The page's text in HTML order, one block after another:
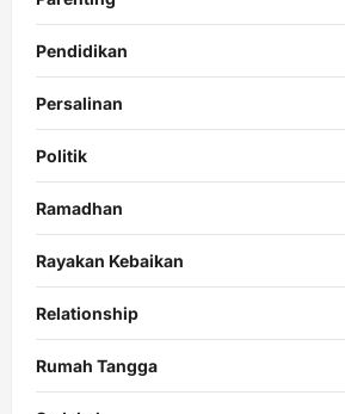
Pendidikan
Persalinan
Politik
Ramadhan
Rayakan Kebaikan
Relationship
Rumah Tangga